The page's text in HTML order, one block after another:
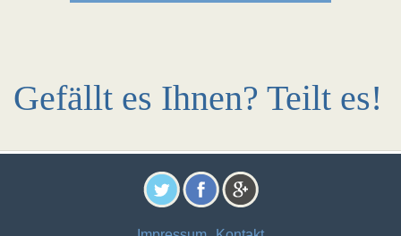
Gefällt es Ihnen? Teilt es!